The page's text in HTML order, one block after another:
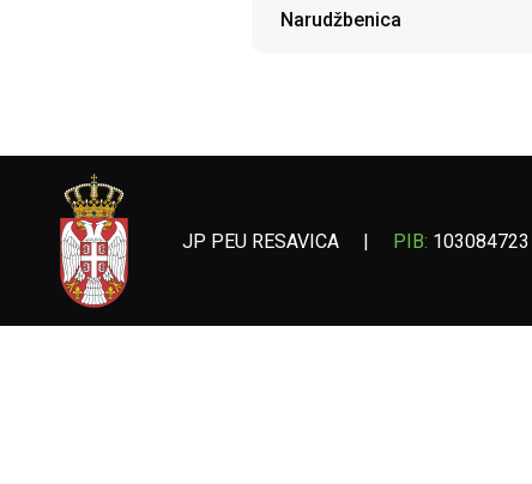
Narudžbenica
JP PEU RESAVICA | PIB: 103084723